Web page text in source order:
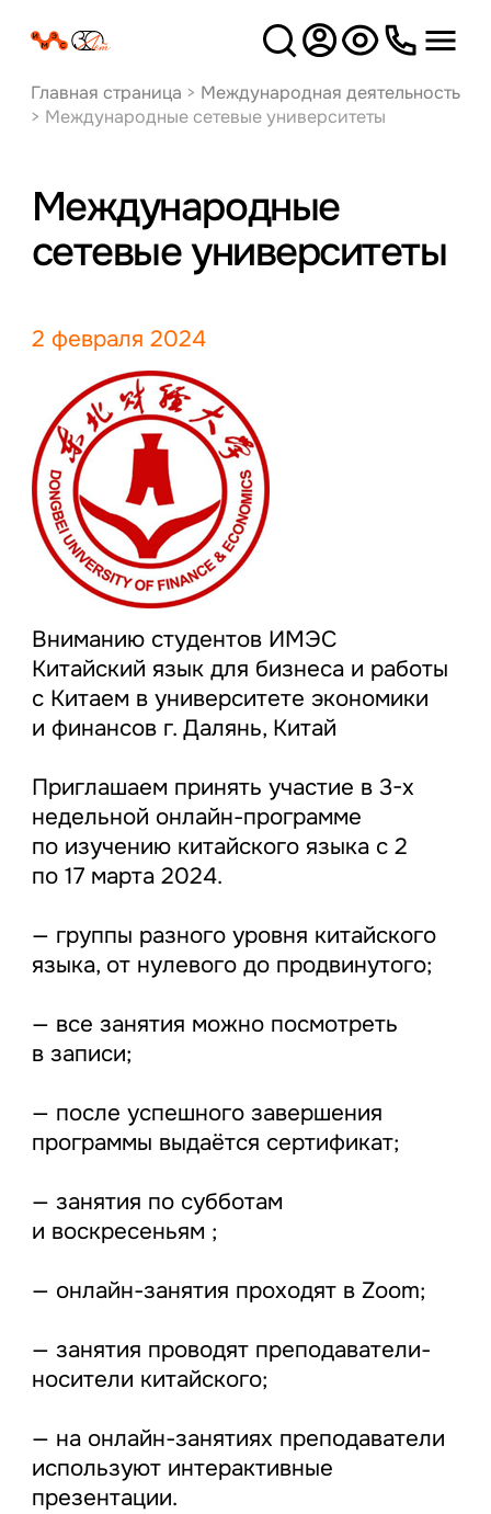
Версия
для слабовидящих
Главная страница > Международная деятельность
> Международные сетевые университеты
Международные
сетевые университеты
2 февраля 2024
Вниманию студентов ИМЭС
Китайский язык для бизнеса и работы
с Китаем в университете экономики
и финансов г. Далянь, Китай
Приглашаем принять участие в 3-х
недельной онлайн-программе
по изучению китайского языка с 2
по 17 марта 2024.
— группы разного уровня китайского
языка, от нулевого до продвинутого;
— все занятия можно посмотреть
в записи;
— после успешного завершения
программы выдаётся сертификат;
— занятия по субботам
и воскресеньям ;
— онлайн-занятия проходят в Zoom;
— занятия проводят преподаватели-
носители китайского;
— на онлайн-занятиях преподаватели
используют интерактивные
презентации.